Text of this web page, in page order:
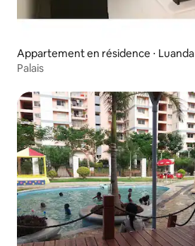
Appartement en résidence ⋅ Luanda
Palais